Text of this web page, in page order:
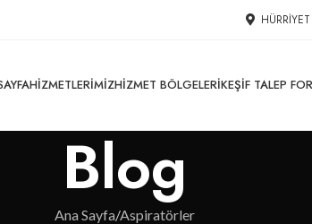
HIZMETLERIMIZHIZMET BÖLGELERIKEŞIF TALEP
Blog
Ana Sayfa Aspiratörler